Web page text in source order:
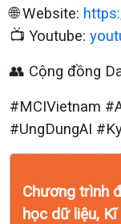
🌐 Website:
📺 Youtube:
👥 Cộng đồng
#MCIVietnam
#UngDungAI
Chương trình
học dữ liệu,